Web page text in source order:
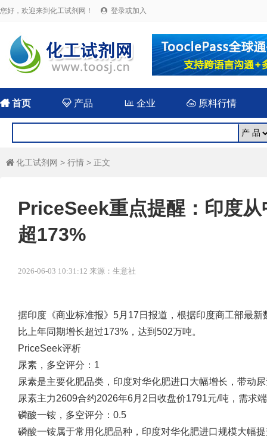
您好，欢迎来到化工试剂网！  登录或加入
首页  产品 企业 原料行情
 化工试剂网 > 行情 > 正文
PriceSeek重点提醒：印度
超173%
2026-06-03 10:31:12 来源：生意社
据印度《商业标准报》5月17日报道，根据印度商工部最
比上年同期增长超过173%，达到502万吨。
PriceSeek评析
尿素，多空评分：1
尿素是主要化肥品类，印度对华化肥进口大幅增长，带动
尿素主力2609合约2026年6月2日收盘价1791元/吨，需求
磷酸一铵，多空评分：0.5
磷酸一铵属于常用化肥品种，印度对华化肥进口规模大幅